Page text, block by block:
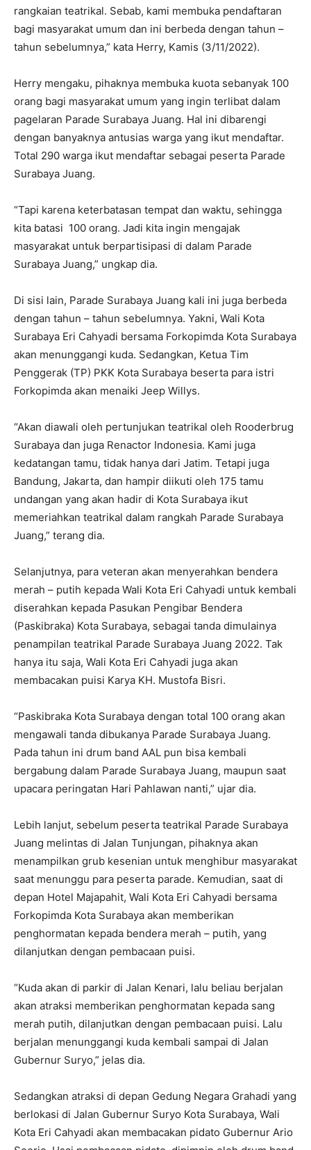
rangkaian teatrikal. Sebab, kami membuka pendaftaran
bagi masyarakat umum dan ini berbeda dengan tahun –
tahun sebelumnya,” kata Herry, Kamis (3/11/2022).
Herry mengaku, pihaknya membuka kuota sebanyak 100
orang bagi masyarakat umum yang ingin terlibat dalam
pagelaran Parade Surabaya Juang. Hal ini dibarengi
dengan banyaknya antusias warga yang ikut mendaftar.
Total 290 warga ikut mendaftar sebagai peserta Parade
Surabaya Juang.
“Tapi karena keterbatasan tempat dan waktu, sehingga
kita batasi 100 orang. Jadi kita ingin mengajak
masyarakat untuk berpartisipasi di dalam Parade
Surabaya Juang,” ungkap dia.
Di sisi lain, Parade Surabaya Juang kali ini juga berbeda
dengan tahun – tahun sebelumnya. Yakni, Wali Kota
Surabaya Eri Cahyadi bersama Forkopimda Kota Surabaya
akan menunggangi kuda. Sedangkan, Ketua Tim
Penggerak (TP) PKK Kota Surabaya beserta para istri
Forkopimda akan menaiki Jeep Willys.
“Akan diawali oleh pertunjukan teatrikal oleh Rooderbrug
Surabaya dan juga Renactor Indonesia. Kami juga
kedatangan tamu, tidak hanya dari Jatim. Tetapi juga
Bandung, Jakarta, dan hampir diikuti oleh 175 tamu
undangan yang akan hadir di Kota Surabaya ikut
memeriahkan teatrikal dalam rangkah Parade Surabaya
Juang,” terang dia.
Selanjutnya, para veteran akan menyerahkan bendera
merah – putih kepada Wali Kota Eri Cahyadi untuk kembali
diserahkan kepada Pasukan Pengibar Bendera
(Paskibraka) Kota Surabaya, sebagai tanda dimulainya
penampilan teatrikal Parade Surabaya Juang 2022. Tak
hanya itu saja, Wali Kota Eri Cahyadi juga akan
membacakan puisi Karya KH. Mustofa Bisri.
“Paskibraka Kota Surabaya dengan total 100 orang akan
mengawali tanda dibukanya Parade Surabaya Juang.
Pada tahun ini drum band AAL pun bisa kembali
bergabung dalam Parade Surabaya Juang, maupun saat
upacara peringatan Hari Pahlawan nanti,” ujar dia.
Lebih lanjut, sebelum peserta teatrikal Parade Surabaya
Juang melintas di Jalan Tunjungan, pihaknya akan
menampilkan grub kesenian untuk menghibur masyarakat
saat menunggu para peserta parade. Kemudian, saat di
depan Hotel Majapahit, Wali Kota Eri Cahyadi bersama
Forkopimda Kota Surabaya akan memberikan
penghormatan kepada bendera merah – putih, yang
dilanjutkan dengan pembacaan puisi.
“Kuda akan di parkir di Jalan Kenari, lalu beliau berjalan
akan atraksi memberikan penghormatan kepada sang
merah putih, dilanjutkan dengan pembacaan puisi. Lalu
berjalan menunggangi kuda kembali sampai di Jalan
Gubernur Suryo,” jelas dia.
Sedangkan atraksi di depan Gedung Negara Grahadi yang
berlokasi di Jalan Gubernur Suryo Kota Surabaya, Wali
Kota Eri Cahyadi akan membacakan pidato Gubernur Ario